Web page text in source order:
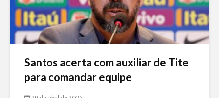
Santos acerta com auxiliar de Tite
para comandar equipe